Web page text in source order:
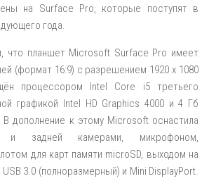
на Surface Pro, которые поступят в
года.
что планшет Microsoft Surface Pro имеет
(формат 16:9) с разрешением 1920 x 1080
процессором Intel Core i5 третьего
графикой Intel HD Graphics 4000 и 4 Гб
В дополнение к этому Microsoft оснастила
и задней камерами, микрофоном,
для карт памяти microSD, выходом на
3.0 (полноразмерный) и Mini DisplayPort.